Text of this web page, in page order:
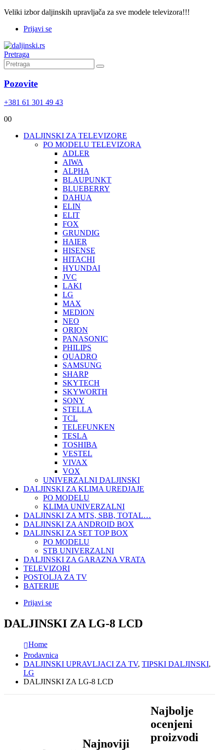
Veliki izbor daljinskih upravljača za sve modele televizora!!!
Prijavi se
Pretraga
Pozovite
+381 61 301 49 43
00
DALJINSKI ZA TELEVIZORE
PO MODELU TELEVIZORA
ADLER
AIWA
ALPHA
BLAUPUNKT
BLUEBERRY
DAHUA
ELIN
ELIT
FOX
GRUNDIG
HAIER
HISENSE
HITACHI
HYUNDAI
JVC
LAKI
LG
MAX
MEDION
NEO
ORION
PANASONIC
PHILIPS
QUADRO
SAMSUNG
SHARP
SKYTECH
SKYWORTH
SONY
STELLA
TCL
TELEFUNKEN
TESLA
TOSHIBA
VESTEL
VIVAX
VOX
UNIVERZALNI DALJINSKI
DALJINSKI ZA KLIMA UREDJAJE
PO MODELU
KLIMA UNIVERZALNI
DALJINSKI ZA MTS, SBB, TOTAL…
DALJINSKI ZA ANDROID BOX
DALJINSKI ZA SET TOP BOX
PO MODELU
STB UNIVERZALNI
DALJINSKI ZA GARAZNA VRATA
TELEVIZORI
POSTOLJA ZA TV
BATERIJE
Prijavi se
DALJINSKI ZA LG-8 LCD
Home
Prodavnica
DALJINSKI UPRAVLJACI ZA TV, TIPSKI DALJINSKI,
LG
DALJINSKI ZA LG-8 LCD
Najnoviji
Najbolje
ocenjeni
proizvodi